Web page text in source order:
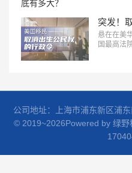
悬在在美
国最高法
公司地址：上海市浦东新区浦
© 2019~2026Powered by 绿